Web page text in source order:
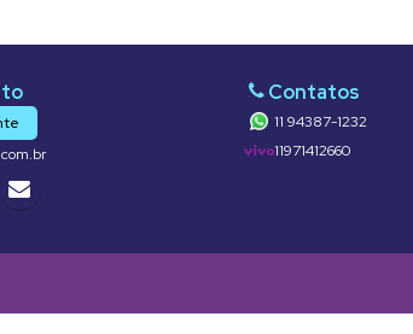
11 94387-1232
11971412660